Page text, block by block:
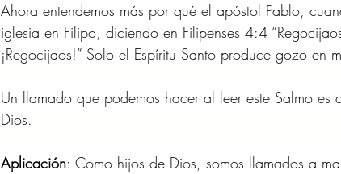
Ahora entendemos más por qué el apóstol Pablo,
iglesia en Filipo, diciendo en Filipenses 4:4
¡Regocijaos!” Solo el Espíritu Santo produce gozo en
Un llamado que podemos hacer al leer este Salmo
Dios.
Aplicación: Como hijos de Dios, somos llamados a